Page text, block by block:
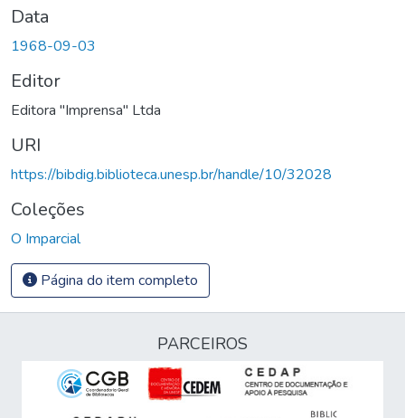
Data
1968-09-03
Editor
Editora "Imprensa" Ltda
URI
https://bibdig.biblioteca.unesp.br/handle/10/32028
Coleções
O Imparcial
Página do item completo
PARCEIROS